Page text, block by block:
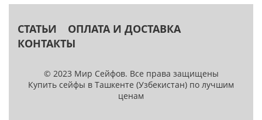
СТАТЬИ
ОПЛАТА И ДОСТАВКА
КОНТАКТЫ
© 2023 Мир Сейфов. Все права защищены
Купить сейфы в Ташкенте (Узбекистан) по лучшим
ценам